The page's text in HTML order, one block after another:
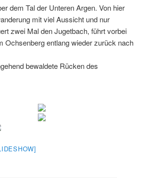
dem Tal der Unteren Argen. Von hier
mit viel Aussicht und nur
zwei Mal den Jugetbach, führt vorbei
Ochsenberg entlang wieder zurück nach
bewaldete Rücken des